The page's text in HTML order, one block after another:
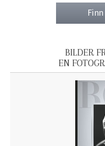
BILDER
EN